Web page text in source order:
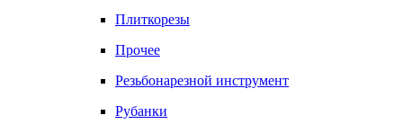
Плиткорезы
Прочее
Резьбонарезной инструмент
Рубанки